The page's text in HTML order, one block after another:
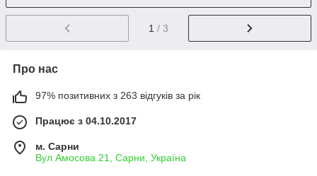
1 / 3
Про нас
97% позитивних з 263 відгуків за рік
Працює з 04.10.2017
м. Сарни
Вул Амосова 21, Сарни, Україна